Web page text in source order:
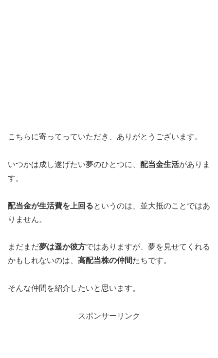
こちらに寄ってっていただき、ありがとうございます。
いつかは成し遂げたい夢のひとつに、 配当金生活がありま
す。
配当金が生活費を上回るというのは、並大抵のことではあ
りません。
まだまだ夢は遥か彼方ではありますが、夢を見せてくれる
かもしれないのは、 高配当株の仲間たちです。
そんな仲間を紹介したいと思います。
スポンサーリンク